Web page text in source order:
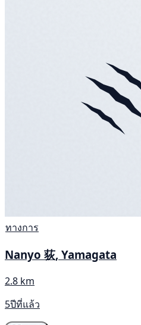
ทางการ
Nanyo 荻, Yamagata
2.8 km
5ปีที่แล้ว